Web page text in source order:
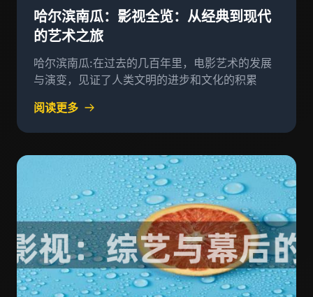
哈尔滨南瓜：影视全览：从经典到现代
的艺术之旅
哈尔滨南瓜:在过去的几百年里，电影艺术的发展
与演变，见证了人类文明的进步和文化的积累
阅读更多